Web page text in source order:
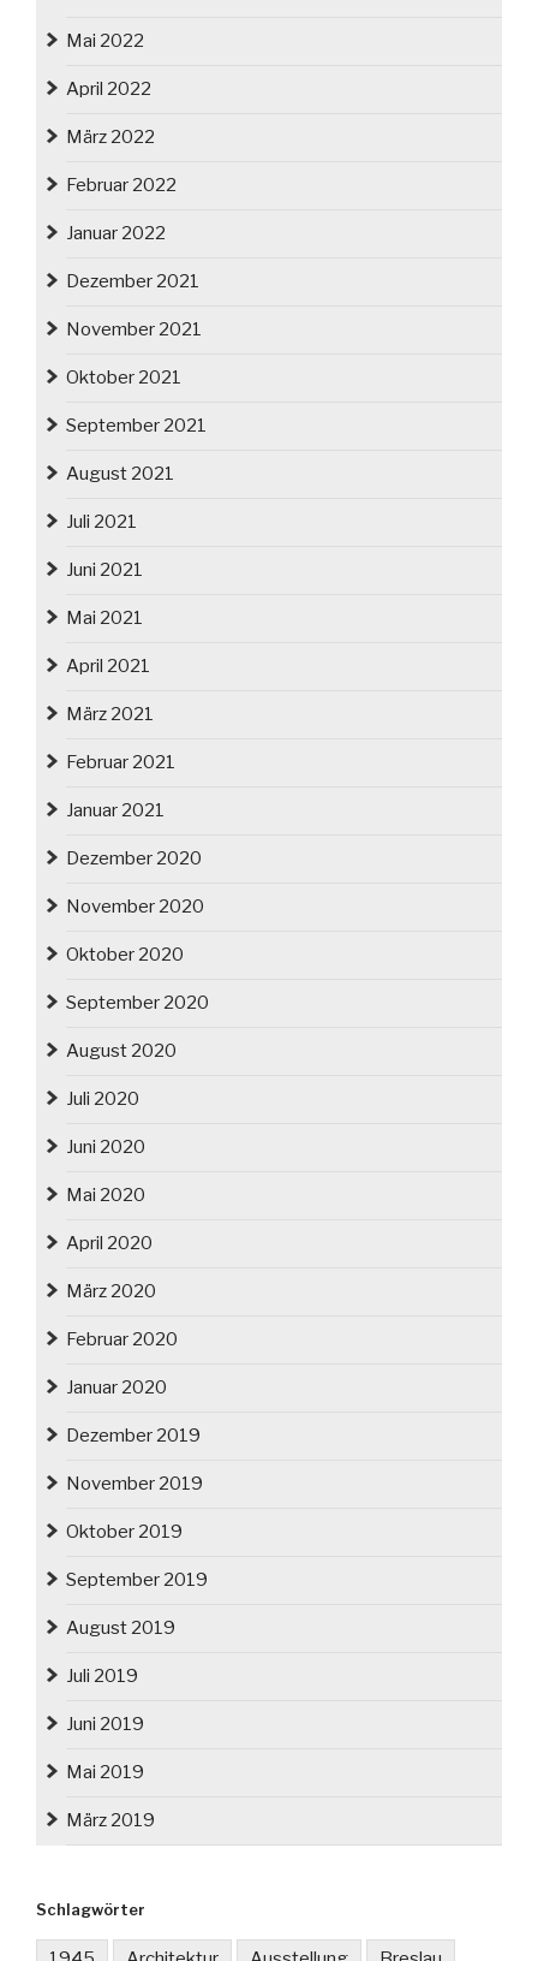
Mai 2022
April 2022
März 2022
Februar 2022
Januar 2022
Dezember 2021
November 2021
Oktober 2021
September 2021
August 2021
Juli 2021
Juni 2021
Mai 2021
April 2021
März 2021
Februar 2021
Januar 2021
Dezember 2020
November 2020
Oktober 2020
September 2020
August 2020
Juli 2020
Juni 2020
Mai 2020
April 2020
März 2020
Februar 2020
Januar 2020
Dezember 2019
November 2019
Oktober 2019
September 2019
August 2019
Juli 2019
Juni 2019
Mai 2019
März 2019
Schlagwörter